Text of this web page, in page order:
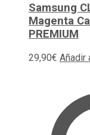
Samsung
Magenta
PREMIUM
29,90€ Añadir